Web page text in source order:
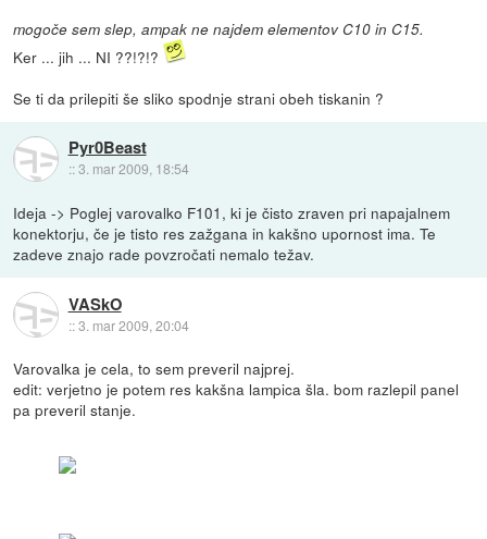
mogoče sem slep, ampak ne najdem elementov C10 in C15.
Ker ... jih ... NI ??!?!?
Se ti da prilepiti še sliko spodnje strani obeh tiskanin ?
Pyr0Beast
::3. mar 2009, 18:54
Ideja -> Poglej varovalko F101, ki je čisto zraven pri napajalnem
konektorju, če je tisto res zažgana in kakšno upornost ima. Te
zadeve znajo rade povzročati nemalo težav.
VASkO
::3. mar 2009, 20:04
Varovalka je cela, to sem preveril najprej.
edit: verjetno je potem res kakšna lampica šla. bom razlepil panel
pa preveril stanje.